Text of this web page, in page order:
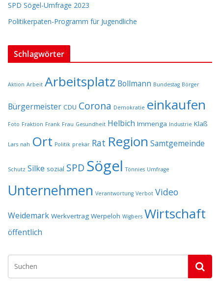
SPD Sögel-Umfrage 2023
Politikerpaten-Programm für Jugendliche
Schlagwörter
Aktion Arbeit Arbeitsplatz Bollmann Bundestag Börger
Bürgermeister CDU Corona Demokratie einkaufen
Foto Fraktion Frank Frau Gesundheit Helbich Immenga Industrie Klaß
Lars nah Ort Politik prekär Rat Region Samtgemeinde
Schutz Silke sozial SPD Sögel Tönnies Umfrage
Unternehmen Verantwortung Verbot Video
Weidemark Werkvertrag Werpeloh Wigbers Wirtschaft
öffentlich